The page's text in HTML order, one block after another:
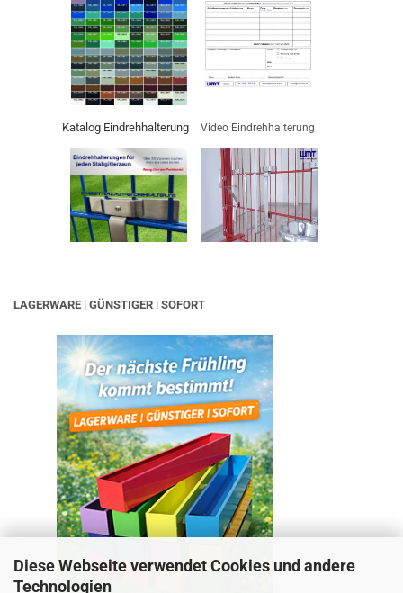
Diese Webseite verwendet Cookies und andere
Technologien
Katalog Eindrehhalterung Video Eindrehhalterung
LAGERWARE | GÜNSTIGER | SOFORT